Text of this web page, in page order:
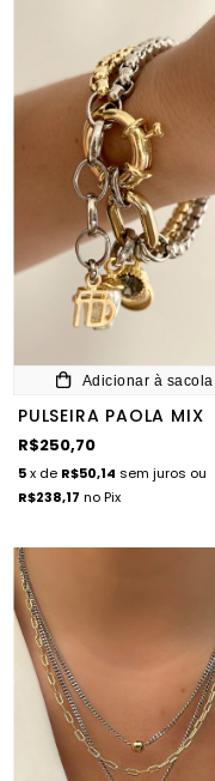
Adicionar à sacola
PULSEIRA PAOLA MIX
R$250,70
5x de R$50,14 sem juros ou
R$238,17 no Pix